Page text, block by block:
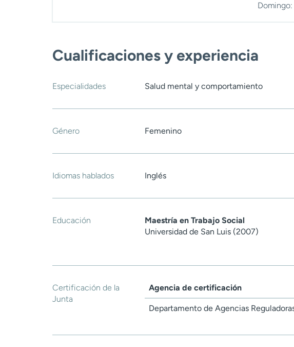
Domingo:
Cualificaciones y experiencia
Especialidades Salud mental y comportamiento
Género Femenino
Idiomas hablados Inglés
Educación
Maestría en Trabajo Social
Universidad de San Luis (2007)
Certificación de la
Junta
Agencia de certificación
Departamento de Agencias